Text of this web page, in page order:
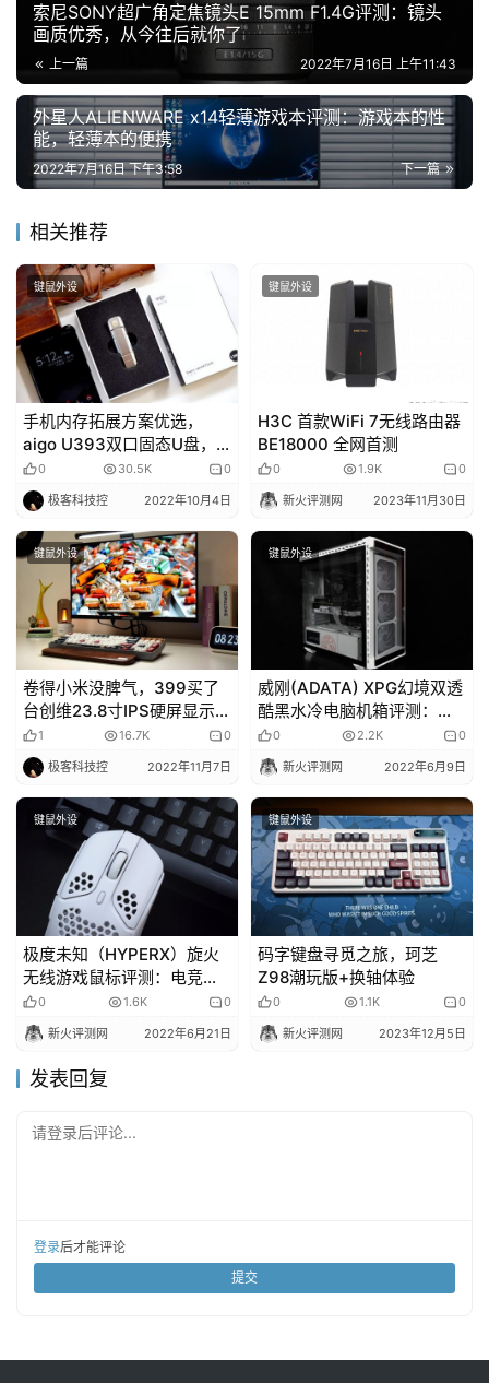
索尼SONY超广角定焦镜头E 15mm F1.4G评测：镜头
画质优秀，从今往后就你了
上一篇 2022年7月16日 上午11:43
外星人ALIENWARE x14轻薄游戏本评测：游戏本的性
能，轻薄本的便携
下一篇
2022年7月16日 下午3:58
相关推荐
键鼠外设
手机内存拓展方案优选，
aigo U393双口固态U盘，
我的移动办公利器
0 30.5K 0
极客科技控 2022年10月4日
键鼠外设
H3C 首款WiFi 7无线路由器
BE18000 全网首测
0 1.9K 0
新火评测网 2023年11月30日
键鼠外设
卷得小米没脾气，399买了
台创维23.8寸IPS硬屏显示
器，表现如何？
1 16.7K 0
极客科技控 2022年11月7日
键鼠外设
威刚(ADATA) XPG幻境双透
酷黑水冷电脑机箱评测：支
持竖装显卡360水冷快拆侧
板！
0 2.2K 0
新火评测网 2022年6月9日
键鼠外设
极度未知（HYPERX）旋火
无线游戏鼠标评测：电竞级
2.4G无线传输，电池续航长
达100小时！
0 1.6K 0
新火评测网 2022年6月21日
键鼠外设
码字键盘寻觅之旅，珂芝
Z98潮玩版+换轴体验
0 1.1K 0
新火评测网 2023年12月5日
发表回复
请登录后评论...
登录后才能评论
提交